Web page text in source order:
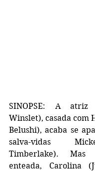
SINOPSE: A atriz
Winslet), casada com
Belushi), acaba se
salva-vidas
Timberlake). Mas
enteada, Carolina